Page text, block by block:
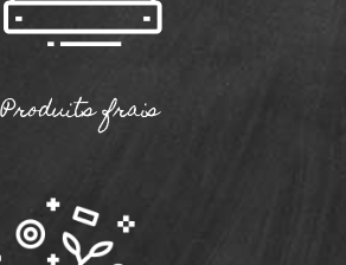
Produits frais